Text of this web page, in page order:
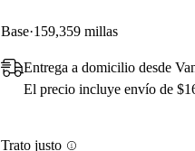
Base 159,359 millas
Entrega a domicilio desde
El precio incluye envío de
Trato justo